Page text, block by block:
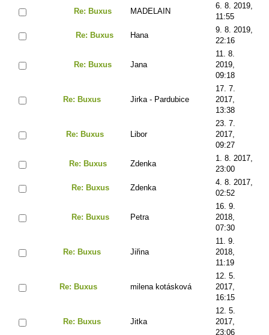
Re: Buxus MADELAIN
6. 8. 2019,
11:55
Re: Buxus Hana
9. 8. 2019,
22:16
Re: Buxus Jana
11. 8.
2019,
09:18
Re: Buxus Jirka - Pardubice
17. 7.
2017,
13:38
Re: Buxus Libor
23. 7.
2017,
09:27
Re: Buxus Zdenka
1. 8. 2017,
23:00
Re: Buxus Zdenka
4. 8. 2017,
02:52
Re: Buxus Petra
16. 9.
2018,
07:30
Re: Buxus Jiřina
11. 9.
2018,
11:19
Re: Buxus milena kotásková
12. 5.
2017,
16:15
Re: Buxus Jitka
12. 5.
2017,
23:06